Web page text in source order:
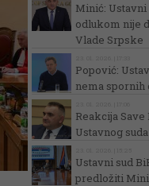
Minić:
odlukom nije
Vlade Srpske
Popović:
nema spornih
Reakcija
Ustavnog
Ustavni sud
predložiti